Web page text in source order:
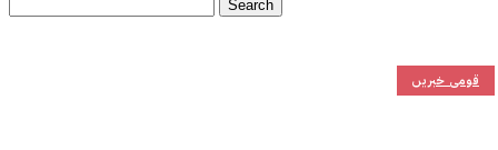
قومی خبریں